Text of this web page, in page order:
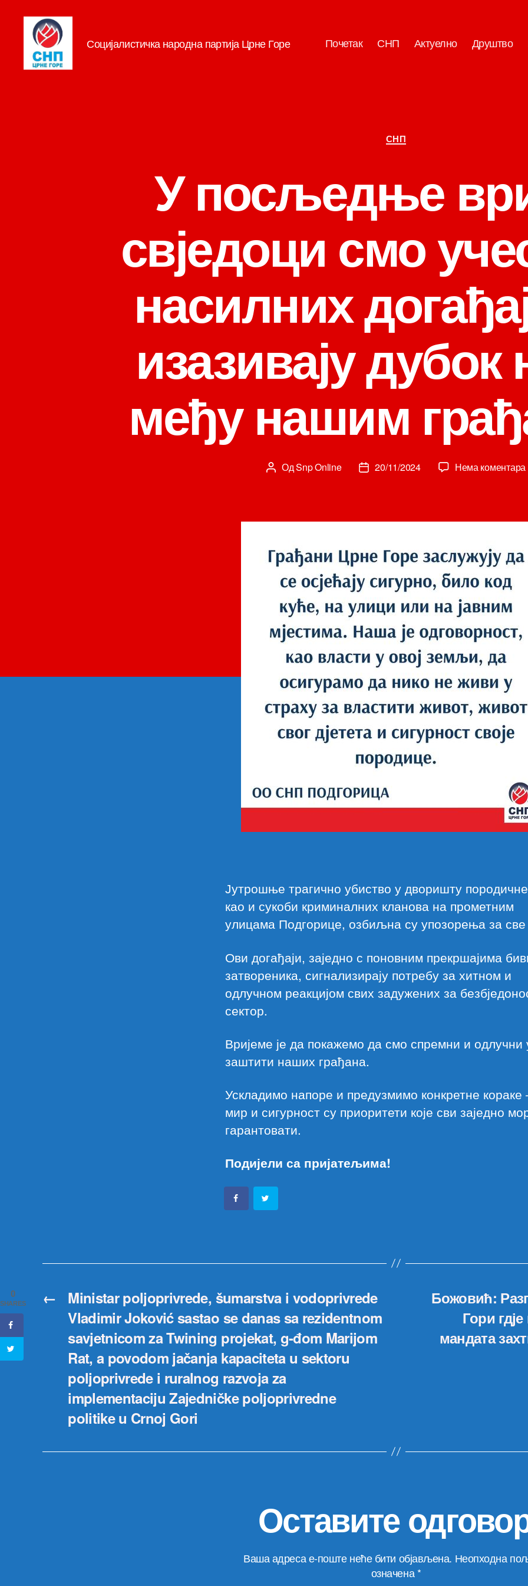
Социјалистичка народна партија Црне Горе Почетак СНП Актуелно Друштво
Категорије
СНП
У посљедње
свједоци смо
насилних
изазивају
међу нашим
Аутор
ОдSnp Online
Датум
20/11/2024 Нема коментара
Јутрошње трагично убиство у дворишту
као и сукоби криминалних кланова на прометним
улицама Подгорице, озбиљна су упозорења за све
Ови догађаји, заједно с поновним прекршајима
затвореника, сигнализирају потребу за хитном и
одлучном реакцијом свих задужених за
сектор.
Вријеме је да покажемо да смо спремни и одлучни
заштити наших грађана.
Ускладимо напоре и предузмимо конкретне кораке
мир и сигурност су приоритети које сви заједно
гарантовати.
Подијели са пријатељима!
←
Ministar poljoprivrede, šumarstva i vodoprivrede
Vladimir Joković sastao se danas sa rezidentnom
savjetnicom za Twining projekat, g-đom Marijom
Rat, a povodom jačanja kapaciteta u sektoru
poljoprivrede i ruralnog razvoja za
implementaciju Zajedničke poljoprivredne
politike u Crnoj Gori
Божовић:
Гори
мандата
Оставите
Ваша адреса е-поште неће бити објављена. Неопходна
означена *
0
SHARES